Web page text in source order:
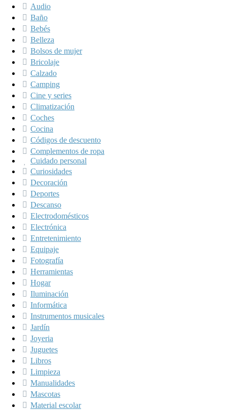
Audio
Baño
Bebés
Belleza
Bolsos de mujer
Bricolaje
Calzado
Camping
Cine y series
Climatización
Coches
Cocina
Códigos de descuento
Complementos de ropa
Cuidado personal
Curiosidades
Decoración
Deportes
Descanso
Electrodomésticos
Electrónica
Entretenimiento
Equipaje
Fotografía
Herramientas
Hogar
Iluminación
Informática
Instrumentos musicales
Jardín
Joyeria
Juguetes
Libros
Limpieza
Manualidades
Mascotas
Material escolar